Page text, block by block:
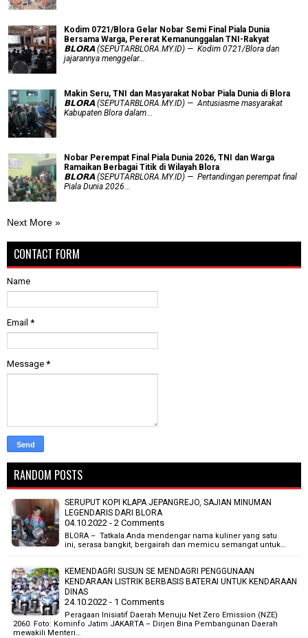
Kodim 0721/Blora Gelar Nobar Semi Final Piala Dunia
Bersama Warga, Pererat Kemanunggalan TNI-Rakyat
𝗕𝗟𝗢𝗥𝗔 (SEPUTARBLORA.MY.ID) — Kodim 0721/Blora dan
jajarannya menggelar...
Makin Seru, TNI dan Masyarakat Nobar Piala Dunia di Blora
𝗕𝗟𝗢𝗥𝗔 (SEPUTARBLORA.MY.ID) — Antusiasme masyarakat
Kabupaten Blora dalam...
Nobar Perempat Final Piala Dunia 2026, TNI dan Warga
Ramaikan Berbagai Titik di Wilayah Blora
𝗕𝗟𝗢𝗥𝗔 (SEPUTARBLORA.MY.ID) — Pertandingan perempat final
Piala Dunia 2026...
Next More »
CONTACT FORM
Name
Email *
Message *
RANDOM POSTS
SERUPUT KOPI KLAPA JEPANGREJO, SAJIAN MINUMAN
LEGENDARIS DARI BLORA
04.10.2022 - 2 Comments
BLORA – Tatkala Anda mendengar nama kuliner yang satu
ini, serasa bangkit, bergairah dan memicu semangat untuk…
KEMENDAGRI SUSUN SE MENDAGRI PENGGUNAAN
KENDARAAN LISTRIK BERBASIS BATERAI UNTUK KENDARAAN
DINAS
24.10.2022 - 1 Comments
Peragaan Inisiatif Daerah Menuju Net Zero Emission (NZE)
2060. Foto: Kominfo Jatim JAKARTA – Dirjen Bina Pembangunan Daerah
mewakili Menteri…